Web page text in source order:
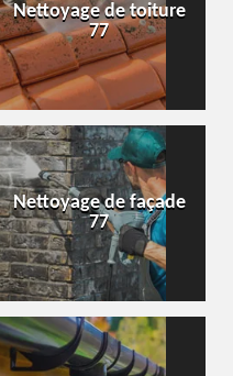
Nettoyage de toiture
77
Nettoyage de façade
77